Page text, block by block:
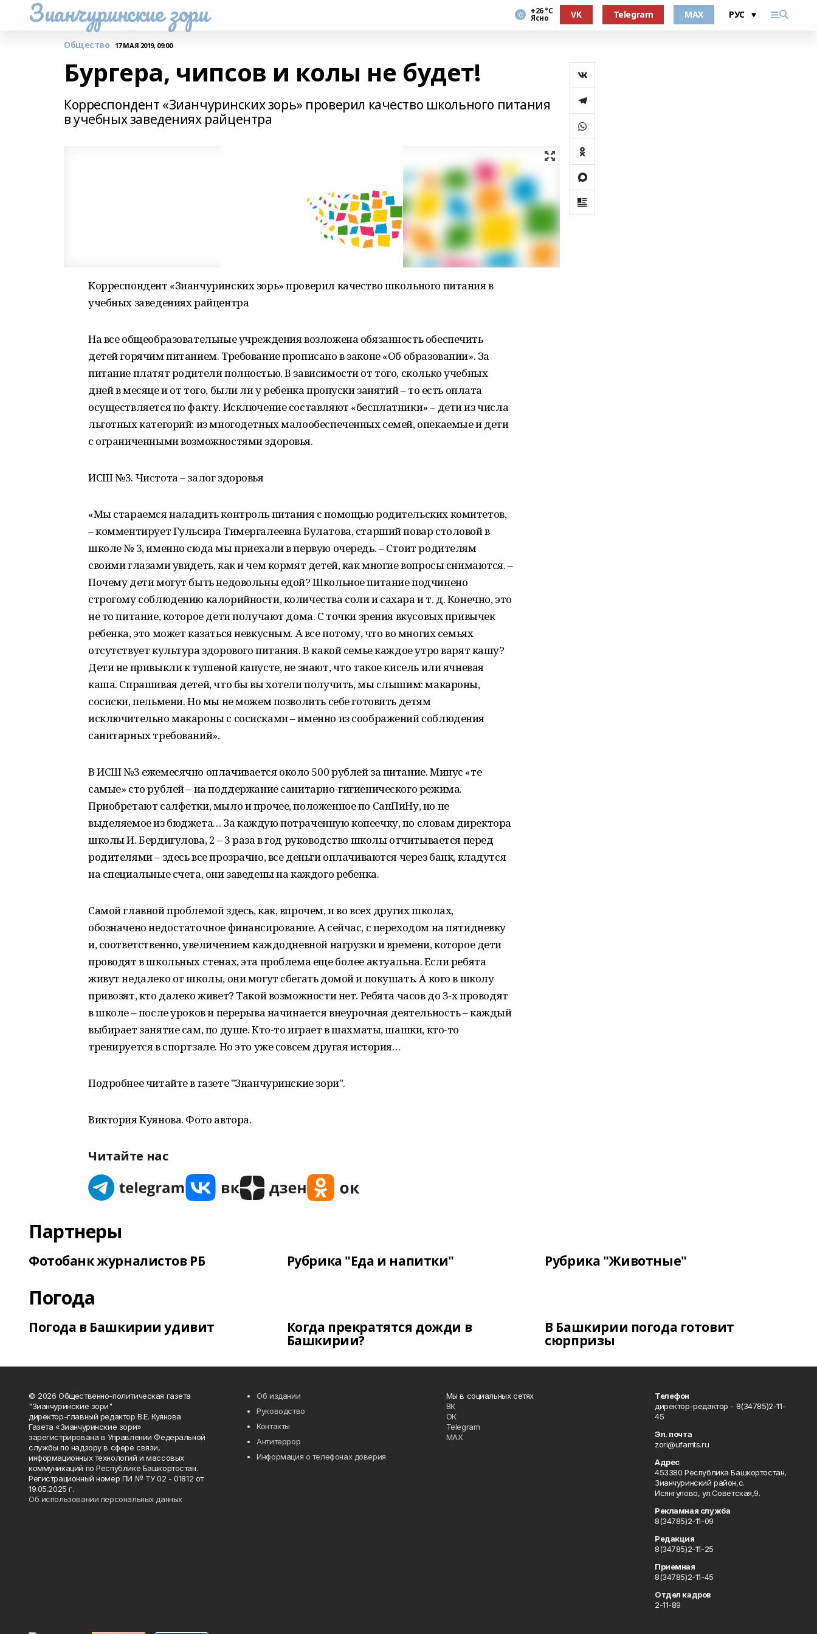
Зианчуринские зори +26 °С
Ясно VK Telegram MAX
Общество 17 МАЯ 2019, 09:00
Бургера, чипсов и колы не будет!
Корреспондент «Зианчуринских зорь» проверил качество школьного питания
в учебных заведениях райцентра
Корреспондент «Зианчуринских зорь» проверил качество школьного питания в
учебных заведениях райцентра
На все общеобразовательные учреждения возложена обязанность обеспечить
детей горячим питанием. Требование прописано в законе «Об образовании». За
питание платят родители полностью. В зависимости от того, сколько учебных
дней в месяце и от того, были ли у ребенка пропуски занятий – то есть оплата
осуществляется по факту. Исключение составляют «бесплатники» – дети из числа
льготных категорий: из многодетных малообеспеченных семей, опекаемые и дети
с ограниченными возможностями здоровья.
ИСШ №3. Чистота – залог здоровья
«Мы стараемся наладить контроль питания с помощью родительских комитетов,
– комментирует Гульсира Тимергалеевна Булатова, старший повар столовой в
школе № 3, именно сюда мы приехали в первую очередь. – Стоит родителям
своими глазами увидеть, как и чем кормят детей, как многие вопросы снимаются. –
Почему дети могут быть недовольны едой? Школьное питание подчинено
строгому соблюдению калорийности, количества соли и сахара и т. д. Конечно, это
не то питание, которое дети получают дома. С точки зрения вкусовых привычек
ребенка, это может казаться невкусным. А все потому, что во многих семьях
отсутствует культура здорового питания. В какой семье каждое утро варят кашу?
Дети не привыкли к тушеной капусте, не знают, что такое кисель или ячневая
каша. Спрашивая детей, что бы вы хотели получить, мы слышим: макароны,
сосиски, пельмени. Но мы не можем позволить себе готовить детям
исключительно макароны с сосисками – именно из соображений соблюдения
санитарных требований».
В ИСШ №3 ежемесячно оплачивается около 500 рублей за питание. Минус «те
самые» сто рублей – на поддержание санитарно-гигиенического режима.
Приобретают салфетки, мыло и прочее, положенное по СанПиНу, но не
выделяемое из бюджета… За каждую потраченную копеечку, по словам директора
школы И. Бердигулова, 2 – 3 раза в год руководство школы отчитывается перед
родителями – здесь все прозрачно, все деньги оплачиваются через банк, кладутся
на специальные счета, они заведены на каждого ребенка.
Самой главной проблемой здесь, как, впрочем, и во всех других школах,
обозначено недостаточное финансирование. А сейчас, с переходом на пятидневку
и, соответственно, увеличением каждодневной нагрузки и времени, которое дети
проводят в школьных стенах, эта проблема еще более актуальна. Если ребята
живут недалеко от школы, они могут сбегать домой и покушать. А кого в школу
привозят, кто далеко живет? Такой возможности нет. Ребята часов до 3-х проводят
в школе – после уроков и перерыва начинается внеурочная деятельность – каждый
выбирает занятие сам, по душе. Кто-то играет в шахматы, шашки, кто-то
тренируется в спортзале. Но это уже совсем другая история…
Подробнее читайте в газете "Зианчуринские зори".
Виктория Куянова. Фото автора.
Читайте нас
Партнеры
Фотобанк журналистов РБ Рубрика "Еда и напитки" Рубрика "Животные"
Погода
Погода в Башкирии удивит Когда прекратятся дожди в
Башкирии?
В Башкирии погода готовит
сюрпризы
© 2026 Общественно-политическая газета
"Зианчуринские зори"
директор-главный редактор В.Е. Куянова
Газета «Зианчуринские зори»
зарегистрирована в Управлении Федеральной
службы по надзору в сфере связи,
информационных технологий и массовых
коммуникаций по Республике Башкортостан.
Регистрационный номер ПИ № ТУ 02 - 01812 от
19.05.2025 г.
Об использовании персональных данных
Об издании
Руководство
Контакты
Антитеррор
Информация о телефонах доверия
Мы в социальных сетях
ВК
ОК
Telegram
MAX
Телефон
директор-редактор - 8(34785)2-11-
45
Эл. почта
zori@ufamts.ru
Адрес
453380 Республика Башкортостан,
Зианчуринский район,с.
Исянгулово, ул.Советская,9.
Рекламная служба
8(34785)2-11-09
Редакция
8(34785)2-11-25
Приемная
8(34785)2-11-45
Отдел кадров
2-11-89